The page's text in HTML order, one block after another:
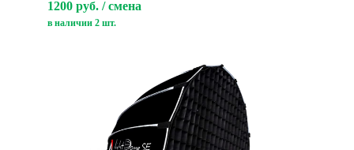
1200 руб. / смена
в наличии 2 шт.